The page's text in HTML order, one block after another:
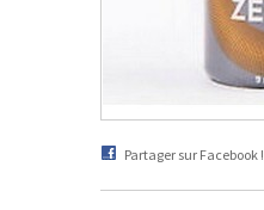
Partager sur Facebook !